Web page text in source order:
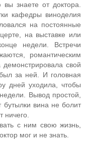
знаете от доктора.
кафедры виноделия
на постоянные
на выставке или
недели. Встречи
романтическим
свой
за ней. И головная
дней уходила, чтобы
Вывод простой,
вина не болит
ничего.
с ним свою жизнь,
мог и не знать.